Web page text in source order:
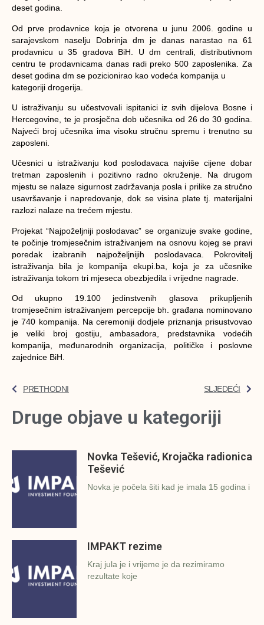
deset godina.
Od prve prodavnice koja je otvorena u junu 2006. godine u
sarajevskom naselju Dobrinja dm je danas narastao na 61
prodavnicu u 35 gradova BiH. U dm centrali, distributivnom
centru te prodavnicama danas radi preko 500 zaposlenika. Za
deset godina dm se pozicionirao kao vodeća kompanija u
kategoriji drogerija.
U istraživanju su učestvovali ispitanici iz svih dijelova Bosne i
Hercegovine, te je prosječna dob učesnika od 26 do 30 godina.
Najveći broj učesnika ima visoku stručnu spremu i trenutno su
zaposleni.
Učesnici u istraživanju kod poslodavaca najviše cijene dobar
tretman zaposlenih i pozitivno radno okruženje. Na drugom
mjestu se nalaze sigurnost zadržavanja posla i prilike za stručno
usavršavanje i napredovanje, dok se visina plate tj. materijalni
razlozi nalaze na trećem mjestu.
Projekat “Najpoželjniji poslodavac” se organizuje svake godine,
te počinje tromjesečnim istraživanjem na osnovu kojeg se pravi
poredak izabranih najpoželjnijih poslodavaca. Pokrovitelj
istraživanja bila je kompanija ekupi.ba, koja je za učesnike
istraživanja tokom tri mjeseca obezbjedila i vrijedne nagrade.
Od ukupno 19.100 jedinstvenih glasova prikupljenih
tromjesečnim istraživanjem percepcije bh. građana nominovano
je 740 kompanija. Na ceremoniji dodjele priznanja prisustvovao
je veliki broj gostiju, ambasadora, predstavnika vodećih
kompanija, međunarodnih organizacija, političke i poslovne
zajednice BiH.
PRETHODNI SLJEDEĆI
Druge objave u kategoriji
Novka Tešević, Krojačka radionica
Tešević
Novka je počela šiti kad je imala 15 godina i
IMPAKT rezime
Kraj jula je i vrijeme je da rezimiramo
rezultate koje